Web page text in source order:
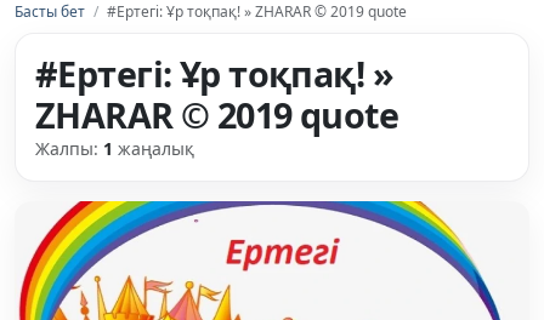
Басты бет / #Ертегі: Ұр тоқпақ! » ZHARAR © 2019 quote
#Ертегі: Ұр тоқпақ! »
ZHARAR © 2019 quote
Жалпы: 1 жаңалық